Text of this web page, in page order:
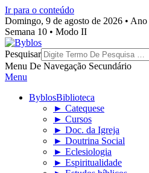
Ir para o conteúdo
Domingo, 9 de agosto de 2026 •
Semana 10 • Modo II
Byblos
Pesquisar
Menu De Navegação Secundário
Menu
ByblosBiblioteca
► Catequese
► Cursos
► Doc. da Igreja
► Doutrina Social
► Eclesiologia
► Espiritualidade